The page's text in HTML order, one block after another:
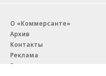
О «Коммерсанте»
Архив
Контакты
Реклама
Вакансии